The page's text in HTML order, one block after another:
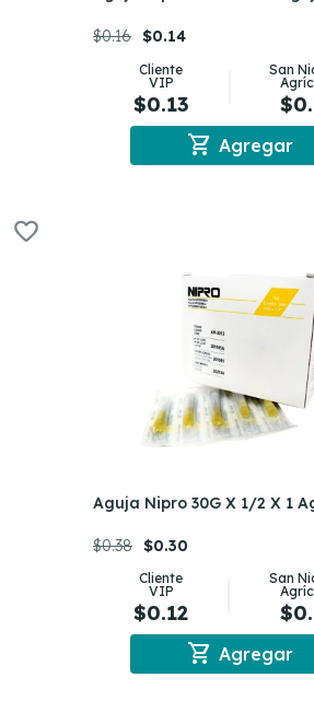
$0.16 $0.14
Cliente
VIP
$0.13
San
shopping_cart Agregar
Aguja Nipro 30G X 1/2 X 1
$0.38 $0.30
Cliente
VIP
$0.12
San
shopping_cart Agregar